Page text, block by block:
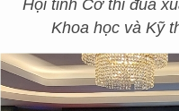
Hội tỉnh Cờ thi đua
Khoa học và Kỹ